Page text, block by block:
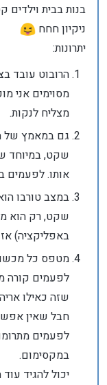
בנות בבית
ניקיון חחח
יתרונות:
הרובוט עובד
מסוימים אני
מצליח לנקות.
גם במאמץ של
שקט, במיוחד
אותו. לפעמים
במצב טורבו
שקט, רק הוא
באפליקציה)
מטפס כל
לפעמים קורה
שזה כאילו
חבל שאין
במקסימום.
יכול להגיד